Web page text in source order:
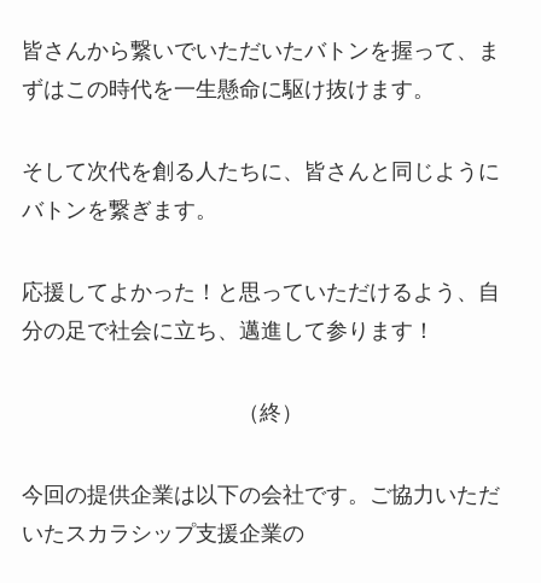
皆さんから繋いでいただいたバトンを握って、ま
ずはこの時代を一生懸命に駆け抜けます。
そして次代を創る人たちに、皆さんと同じように
バトンを繋ぎます。
応援してよかった！と思っていただけるよう、自
分の足で社会に立ち、邁進して参ります！
（終）
今回の提供企業は以下の会社です。ご協力いただ
いたスカラシップ支援企業の